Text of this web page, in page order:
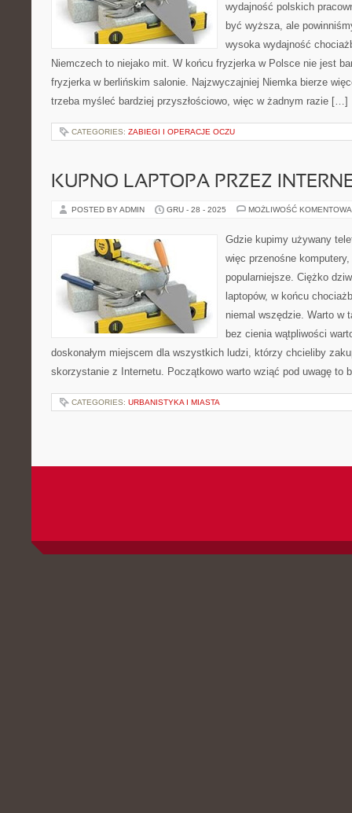
wydajność polskich
być wyższa, ale
wysoka wydajność
Niemczech to niejako mit. W końcu fryzjerka w Polsce nie jest
fryzjerka w berlińskim salonie. Najzwyczajniej Niemka bierze
trzeba myśleć bardziej przyszłościowo, więc w żadnym razie […]
CATEGORIES: ZABIEGI I OPERACJE OCZU
KUPNO LAPTOPA PRZEZ
POSTED BY ADMIN GRU - 28 - 2025 MOŻLIWOŚĆ
Gdzie kupimy używany
więc przenośne
popularniejsze. Ciężko
laptopów, w końcu
niemal wszędzie. Warto w
bez cienia wątpliwości
doskonałym miejscem dla wszystkich ludzi, którzy chcieliby
skorzystanie z Internetu. Początkowo warto wziąć pod uwagę to
CATEGORIES: URBANISTYKA I MIASTA